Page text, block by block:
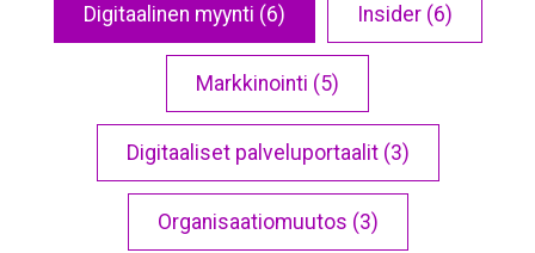
Digitaalinen myynti (6) Insider (6)
Markkinointi (5)
Digitaaliset palveluportaalit (3)
Organisaatiomuutos (3)